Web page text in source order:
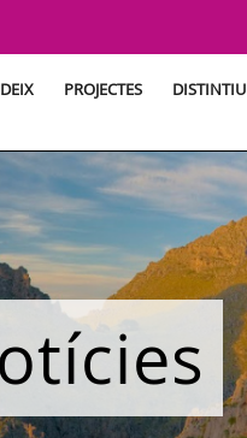
PROJECTES DISTINTIU